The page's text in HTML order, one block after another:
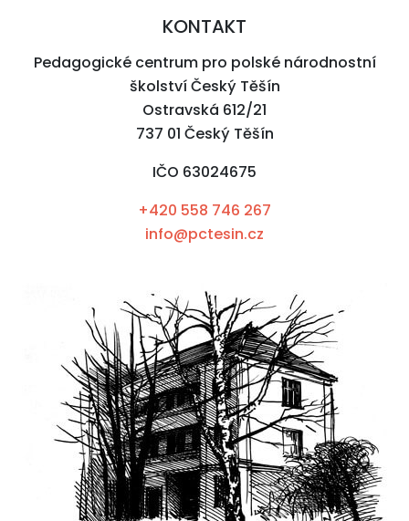
KONTAKT
Pedagogické centrum pro polské národnostní
školství Český Těšín
Ostravská 612/21
737 01 Český Těšín
IČO 63024675
+420 558 746 267
info@pctesin.cz